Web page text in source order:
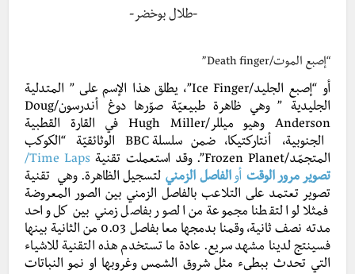
-طلال بوخضر-
“إصبع الموت/Death finger”
أو “إصبع الجليد/Ice Finger”، يطلق هذا الإسم على ” المتدلية
الجليدية ” وهي ظاهرة طبيعيّة صوّرها دوغ أندرسون/Doug
Anderson وهيو ميللر/Hugh Miller في القارة القطبية
الجنوبية، أنتاركتيكا، ضمن سلسلة BBC الوثائقيّة “الكوكب
المتجمّد/Frozen Planet”. وقد استعملت تقنية
Time Laps/
تصوير مرور الوقت أوالفاصل الزمني لتسجيل الظاهرة. وهي تقنية
تصوير تعتمد على التلاعب بالفاصل الزمني بين الصور المعروضة
فمثلا لو التقطنا مجموعة من الصور بفاصل زمني بين كل واحد
مدته نصف ثانية، وقمنا بدمجها معا بفاصل 0.03 من الثانية بينها
فسينتج لدينا مشهد سريع. عادة ما تستخدم هذه التقنية للاشياء
التي تحدث ببطىء مثل شروق الشمس وغروبها او نمو النباتات